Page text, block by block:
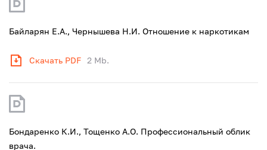
Байларян Е.А., Чернышева Н.И. Отношение к наркотикам
Скачать PDF 2 Mb.
Бондаренко К.И., Тощенко А.О. Профессиональный облик
врача.